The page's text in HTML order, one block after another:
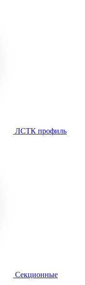
ЛСТК профиль
Секционные